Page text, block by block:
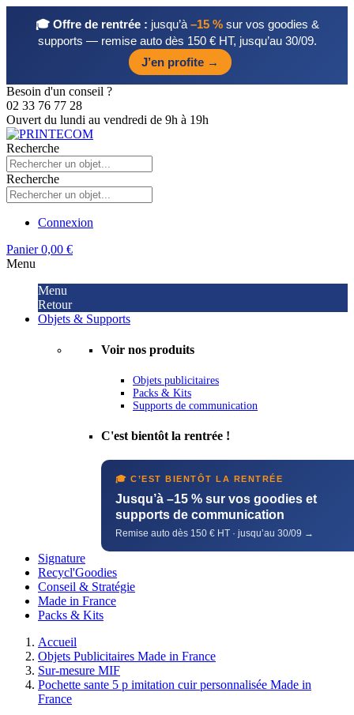
🎓 Offre de rentrée : jusqu’à –15 %sur vos goodies &
supports — remise auto dès 150 € HT, jusqu’au 30/09.
J’en profite →
Besoin d'un conseil ?
02 33 76 77 28
Ouvert du lundi au vendredi de 9h à 19h
Recherche
Recherche
Connexion
Panier 0,00 €
Menu
Menu
Retour
Objets & Supports
Voir nos produits
Objets publicitaires
Packs & Kits
Supports de communication
C'est bientôt la rentrée !
🎓 C’EST BIENTÔT LA RENTRÉE
Jusqu’à –15 % sur vos goodies et
supports de communication
Remise auto dès 150 € HT · jusqu’au 30/09 →
Signature
Recycl'Goodies
Conseil & Stratégie
Made in France
Packs & Kits
Accueil
Objets Publicitaires Made in France
Sur-mesure MIF
Pochette sante 5 p imitation cuir personnalisée Made in
France